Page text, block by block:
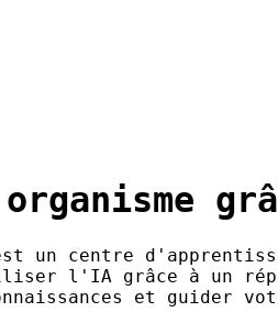
un centre
l'IA grâce à un
et guider